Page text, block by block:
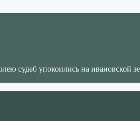
судеб упокоились на ивановской